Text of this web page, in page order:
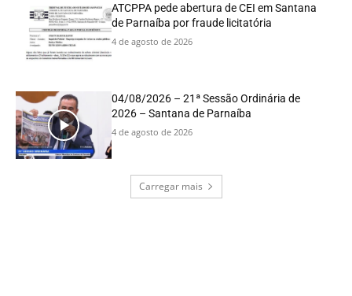
ATCPPA pede abertura de CEI em Santana
de Parnaíba por fraude licitatória
4 de agosto de 2026
04/08/2026 – 21ª Sessão Ordinária de
2026 – Santana de Parnaíba
4 de agosto de 2026
Carregar mais